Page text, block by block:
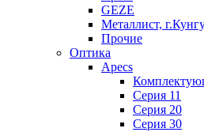
GEZE
Металлист,
Прочие
Оптика
Apecs
Серия 11
Серия 20
Серия 30